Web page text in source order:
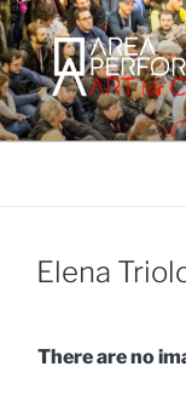
Salta
al
contenuto
AREA
Sito ufficiale della
Elena
There are no